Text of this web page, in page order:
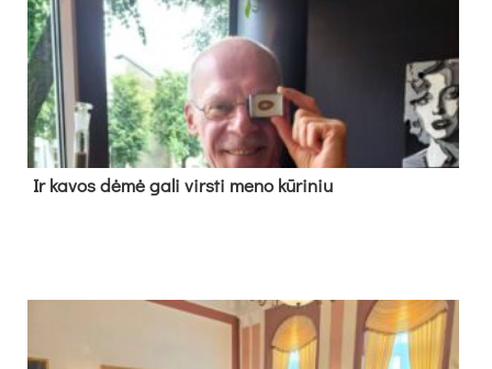
Ir ka­vos dė­mė ga­li virs­ti me­no kū­ri­niu